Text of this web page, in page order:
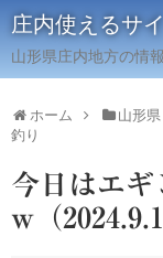
庄内使えるサ
山形県庄内地方の情
ホーム 山形
釣り
今日はエギ
w（